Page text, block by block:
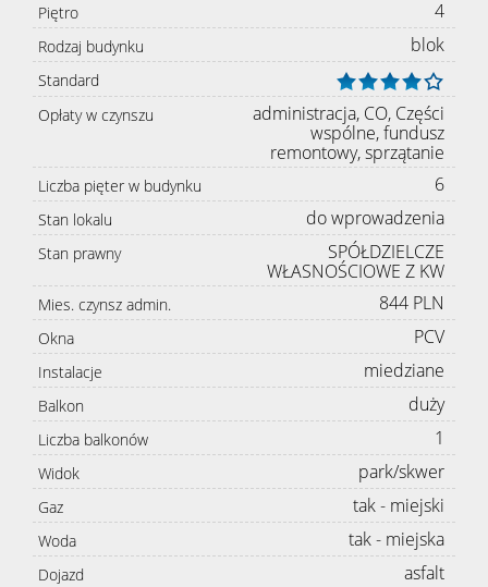
Piętro 4
Rodzaj budynku blok
Standard
Opłaty w czynszu
administracja, CO, Części
wspólne, fundusz
remontowy, sprzątanie
Liczba pięter w budynku 6
Stan lokalu do wprowadzenia
Stan prawny
SPÓŁDZIELCZE
WŁASNOŚCIOWE Z KW
Mies. czynsz admin. 844 PLN
Okna PCV
Instalacje miedziane
Balkon duży
Liczba balkonów 1
Widok park/skwer
Gaz tak - miejski
Woda tak - miejska
Dojazd asfalt